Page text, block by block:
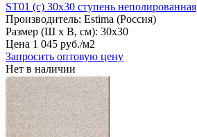
ST01 (с) 30х30 ступень неполированная
Производитель: Estima (Россия)
Размер (Ш х В, см): 30х30
Цена 1 045 руб./м2
Запросить оптовую цену
Нет в наличии